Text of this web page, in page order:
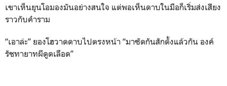
เขาเห็นยุนโอมองมันอย่างสนใจ แต่พอเห็นดาบในมือก็เริ่มส่งเสียง
ราวกับคำราม
“เอาล่ะ” ยองโฮวาดดาบไปตรงหน้า “มาซัดกันสักตั้งแล้วกัน องค์
รัชทายาทผีดูดเลือด”